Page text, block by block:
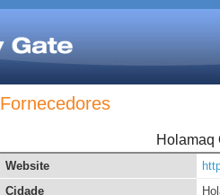
Fornecedores
Holamaq
Website
Cidade